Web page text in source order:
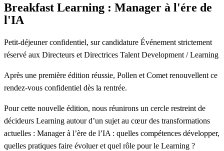
Breakfast Learning : Manager à l'ére de
l'IA
Petit-déjeuner confidentiel, sur candidature Événement strictement
réservé aux Directeurs et Directrices Talent Development / Learning
Après une première édition réussie, Pollen et Comet renouvellent ce
rendez-vous confidentiel dès la rentrée.
Pour cette nouvelle édition, nous réunirons un cercle restreint de
décideurs Learning autour d’un sujet au cœur des transformations
actuelles : Manager à l’ère de l’IA : quelles compétences développer,
quelles pratiques faire évoluer et quel rôle pour le Learning ?